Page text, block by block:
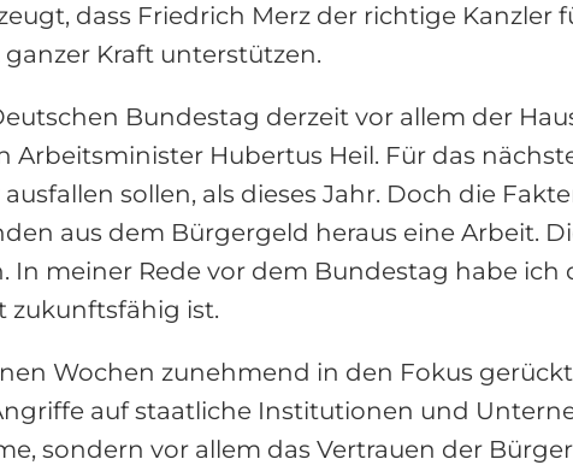
dass Friedrich Merz der richtige Kanzler
Kraft unterstützen.
Bundestag derzeit vor allem der
Arbeitsminister Hubertus Heil. Für das
sollen, als dieses Jahr. Doch die
aus dem Bürgergeld heraus eine Arbeit.
meiner Rede vor dem Bundestag habe ich
zukunftsfähig ist.
Wochen zunehmend in den Fokus
auf staatliche Institutionen und
sondern vor allem das Vertrauen der